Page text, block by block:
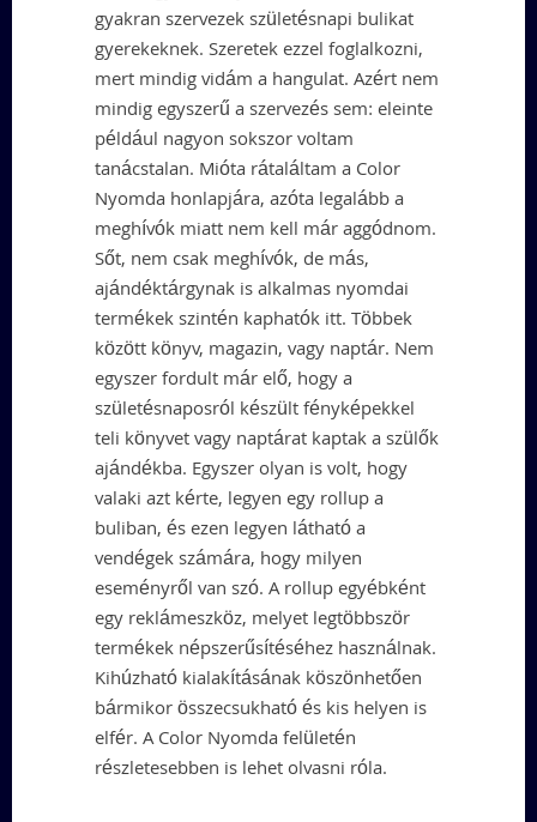
gyakran szervezek születésnapi bulikat
gyerekeknek. Szeretek ezzel foglalkozni,
mert mindig vidám a hangulat. Azért nem
mindig egyszerű a szervezés sem: eleinte
például nagyon sokszor voltam
tanácstalan. Mióta rátaláltam a Color
Nyomda honlapjára, azóta legalább a
meghívók miatt nem kell már aggódnom.
Sőt, nem csak meghívók, de más,
ajándéktárgynak is alkalmas nyomdai
termékek szintén kaphatók itt. Többek
között könyv, magazin, vagy naptár. Nem
egyszer fordult már elő, hogy a
születésnaposról készült fényképekkel
teli könyvet vagy naptárat kaptak a szülők
ajándékba. Egyszer olyan is volt, hogy
valaki azt kérte, legyen egy rollup a
buliban, és ezen legyen látható a
vendégek számára, hogy milyen
eseményről van szó. A rollup egyébként
egy reklámeszköz, melyet legtöbbször
termékek népszerűsítéséhez használnak.
Kihúzható kialakításának köszönhetően
bármikor összecsukható és kis helyen is
elfér. A Color Nyomda felületén
részletesebben is lehet olvasni róla.